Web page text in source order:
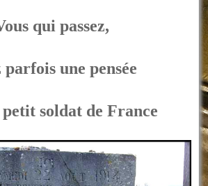
qui passez,
parfois une pensée
soldat de France